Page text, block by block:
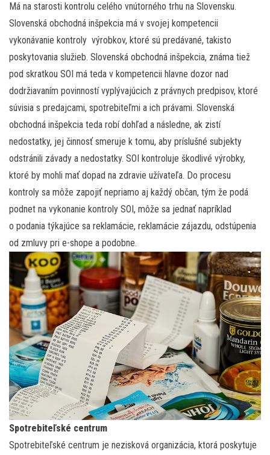
Má na starosti kontrolu celého vnútorného trhu na Slovensku.
Slovenská obchodná inšpekcia má v svojej kompetencii
vykonávanie kontroly výrobkov, ktoré sú predávané, takisto
poskytovania služieb. Slovenská obchodná inšpekcia, známa tiež
pod skratkou SOI má teda v kompetencii hlavne dozor nad
dodržiavaním povinností vyplývajúcich z právnych predpisov, ktoré
súvisia s predajcami, spotrebiteľmi a ich právami. Slovenská
obchodná inšpekcia teda robí dohľad a následne, ak zistí
nedostatky, jej činnosť smeruje k tomu, aby príslušné subjekty
odstránili závady a nedostatky. SOI kontroluje škodlivé výrobky,
ktoré by mohli mať dopad na zdravie užívateľa. Do procesu
kontroly sa môže zapojiť nepriamo aj každý občan, tým že podá
podnet na vykonanie kontroly SOI, môže sa jednať napríklad
o podania týkajúce sa reklamácie, reklamácie zájazdu, odstúpenia
od zmluvy pri e-shope a podobne.
Spotrebiteľské centrum
Spotrebiteľské centrum je nezisková organizácia, ktorá poskytuje